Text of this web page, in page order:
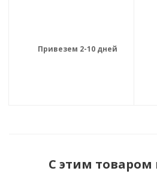
Привезем 2-10 дней
С этим товаром